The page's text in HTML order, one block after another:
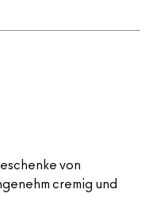
von
cremig und